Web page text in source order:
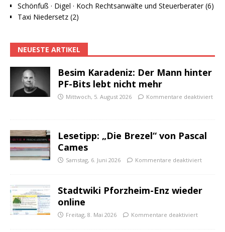
Schönfuß · Digel · Koch Rechtsanwälte und Steuerberater (6)
Taxi Niedersetz (2)
NEUESTE ARTIKEL
Besim Karadeniz: Der Mann hinter
PF-Bits lebt nicht mehr
Mittwoch, 5. August 2026 Kommentare deaktiviert
Lesetipp: „Die Brezel“ von Pascal
Cames
Samstag, 6. Juni 2026 Kommentare deaktiviert
Stadtwiki Pforzheim-Enz wieder
online
Freitag, 8. Mai 2026 Kommentare deaktiviert